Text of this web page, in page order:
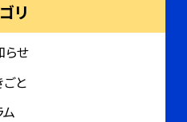
リ
らせ
と
ム